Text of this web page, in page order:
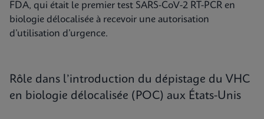
FDA, qui était le premier test SARS-CoV-2 RT-PCR en
biologie délocalisée à recevoir une autorisation
d’utilisation d’urgence.
Rôle dans l’introduction du dépistage du VHC
en biologie délocalisée (POC) aux États-Unis